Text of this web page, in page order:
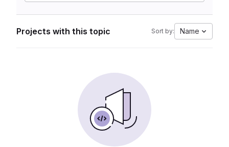
Projects with this topic Sort by: Name